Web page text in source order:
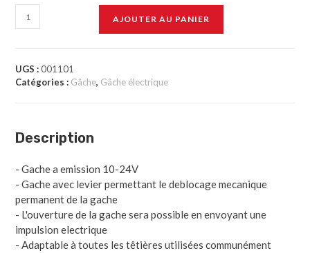
AJOUTER AU PANIER
UGS :001101
Catégories : Gâche, Gâche électrique
Description
- Gache a emission 10-24V
- Gache avec levier permettant le deblocage mecanique
permanent de la gache
- L'ouverture de la gache sera possible en envoyant une
impulsion electrique
- Adaptable à toutes les têtières utilisées communément